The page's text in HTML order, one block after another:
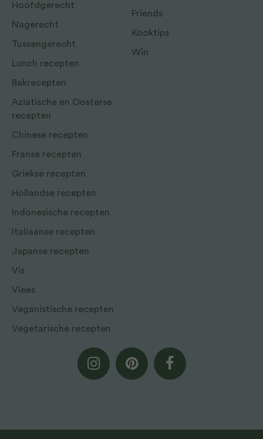
Hoofdgerecht
Nagerecht
Tussengerecht
Lunch recepten
Bakrecepten
Aziatische en Oosterse
recepten
Chinese recepten
Franse recepten
Griekse recepten
Hollandse recepten
Indonesische recepten
Italiaanse recepten
Japanse recepten
Vis
Vlees
Veganistische recepten
Vegetarische recepten
Friends
Kooktips
Win